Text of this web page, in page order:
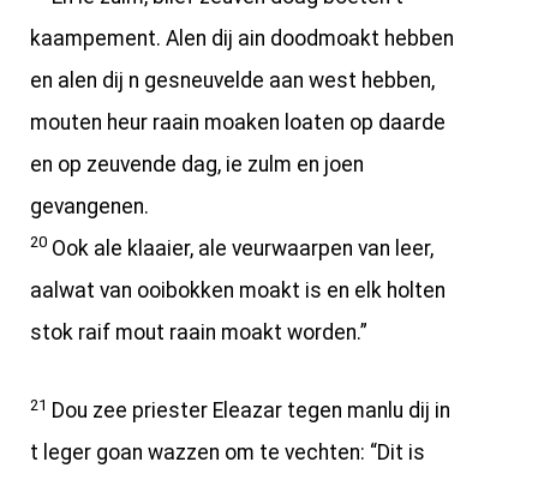
kaampement. Alen dij ain doodmoakt hebben
en alen dij n gesneuvelde aan west hebben,
mouten heur raain moaken loaten op daarde
en op zeuvende dag, ie zulm en joen
gevangenen.
20 Ook ale klaaier, ale veurwaarpen van leer,
aalwat van ooibokken moakt is en elk holten
stok raif mout raain moakt worden.”
21 Dou zee priester Eleazar tegen manlu dij in
t leger goan wazzen om te vechten: “Dit is